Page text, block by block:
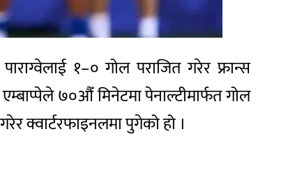
१–० गोल पराजित गरेर फ्रान्स
७०औँ मिनेटमा पेनाल्टीमार्फत गोल
क्वार्टरफाइनलमा पुगेको हो ।